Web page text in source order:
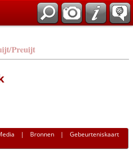
Preuijt
| Bronnen |Gebeurteniskaart